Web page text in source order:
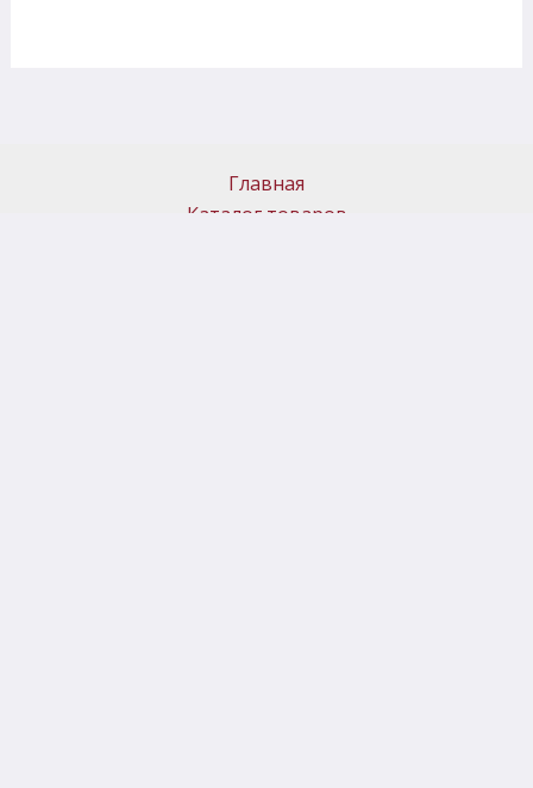
Главная
Каталог товаров